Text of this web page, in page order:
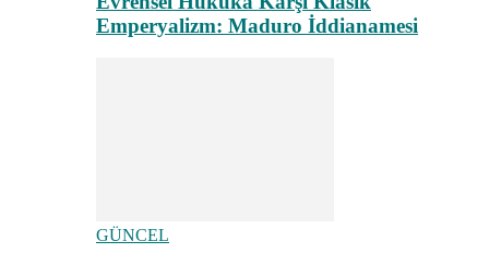
Emperyalizm: Maduro İddianamesi
GÜNCEL